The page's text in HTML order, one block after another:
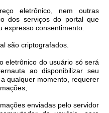
eletrônico, nem outras
dos serviços do portal que
expresso consentimento.
são criptografados.
eletrônico do usuário só será
ao disponibilizar seu
qualquer momento, requerer
enviadas pelo servidor